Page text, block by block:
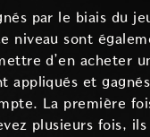
par le biais du
niveau sont
d’en acheter
appliqués et
La première
plusieurs fois,